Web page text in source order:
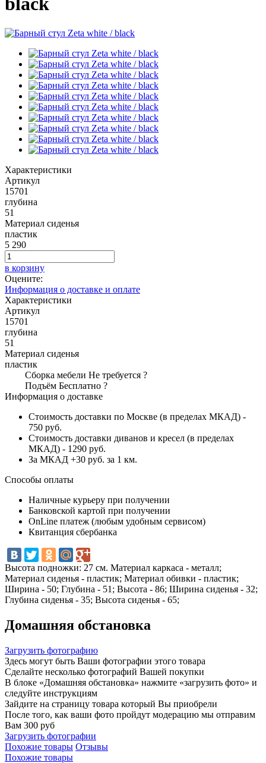
Характеристики
Артикул
15701
глубина
51
Материал сиденья
пластик
5 290
в корзину
Оцените:
Информация о доставке и оплате
Характеристики
Артикул
15701
глубина
51
Материал сиденья
пластик
Сборка мебели Не требуется ?
Подъём Бесплатно ?
Информация о доставке
Стоимость доставки по Москве (в пределах МКАД) -
750 руб.
Стоимость доставки диванов и кресел (в пределах
МКАД) - 1290 руб.
За МКАД +30 руб. за 1 км.
Способы оплаты
Наличные курьеру при получении
Банковской картой при получении
OnLine платеж (любым удобным сервисом)
Квитанция сбербанка
Высота подножки: 27 см. Материал каркаса - металл;
Материал сиденья - пластик; Материал обивки - пластик;
Ширина - 50; Глубина - 51; Высота - 86; Ширина сиденья - 32;
Глубина сиденья - 35; Высота сиденья - 65;
Домашняя обстановка
Загрузить фотографию
Здесь могут быть Ваши фотографии этого товара
Сделайте несколько фотографий Вашей покупки
В блоке «Домашняя обстановка» нажмите «загрузить фото» и
следуйте инструкциям
Зайдите на страницу товара который Вы приобрели
После того, как ваши фото пройдут модерацию мы отправим
Вам 300 руб
Загрузить фотографии
Похожие товары Отзывы
Похожие товары